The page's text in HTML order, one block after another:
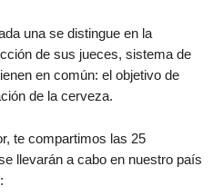
una se distingue en la
de sus jueces, sistema de
en común: el objetivo de
de la cerveza.
te compartimos las 25
llevarán a cabo en nuestro país